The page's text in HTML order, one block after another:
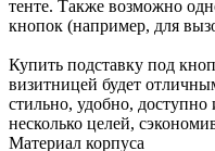
тенте. Также возможно
кнопок (например, для
Купить подставку под
визитницей будет
стильно, удобно, доступно
несколько целей,
Материал корпуса